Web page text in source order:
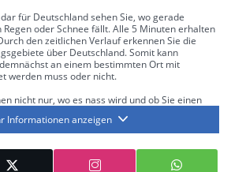
für Deutschland sehen Sie, wo gerade
oder Schnee fällt. Alle 5 Minuten erhalten
den zeitlichen Verlauf erkennen Sie die
über Deutschland. Somit kann
an einem bestimmten Ort mit
werden muss oder nicht.
nicht nur, wo es nass wird und ob Sie einen
Diese bezieht sich laut offiziellen Richtlinien
in l/m² pro Stunde Regen- bzw.
wie folgt gegliedert: Die hellen Blautöne
Regen- bzw. Schneefälle mit einer
Informationen anzeigen